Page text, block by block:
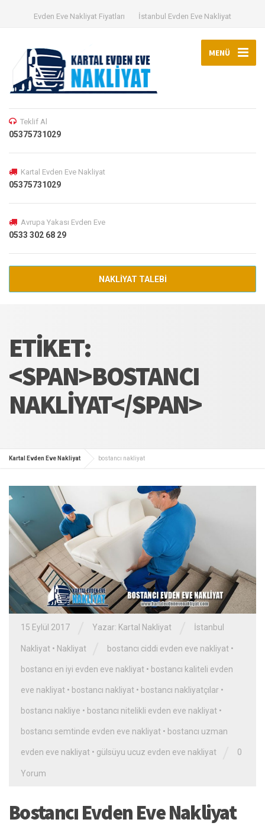
Evden Eve Nakliyat Fiyatları İstanbul Evden Eve Nakliyat
MENÜ
Teklif Al
05375731029
Kartal Evden Eve Nakliyat
05375731029
Avrupa Yakası Evden Eve
0533 302 68 29
NAKLİYAT TALEBİ
ETIKET:
<SPAN>BOSTANCI
NAKLIYAT</SPAN>
Kartal Evden Eve Nakliyat bostancı nakliyat
15 Eylül 2017 Yazar: Kartal Nakliyat İstanbul
Nakliyat • Nakliyat bostancı ciddi evden eve nakliyat •
bostancı en iyi evden eve nakliyat • bostancı kaliteli evden
eve nakliyat • bostancı nakliyat • bostancı nakliyatçılar •
bostancı nakliye • bostancı nitelikli evden eve nakliyat •
bostancı semtinde evden eve nakliyat • bostancı uzman
evden eve nakliyat • gülsüyu ucuz evden eve nakliyat 0
Yorum
Bostancı Evden Eve Nakliyat